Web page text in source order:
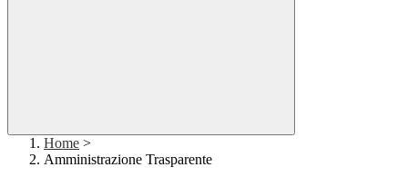
Home >
Amministrazione Trasparente